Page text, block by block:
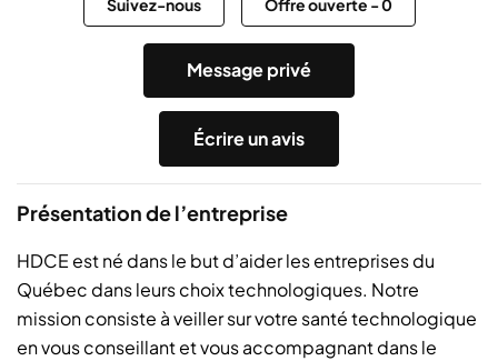
Message privé
Écrire un avis
Présentation de l’entreprise
HDCE est né dans le but d’aider les entreprises du
Québec dans leurs choix technologiques. Notre
mission consiste à veiller sur votre santé technologique
en vous conseillant et vous accompagnant dans le